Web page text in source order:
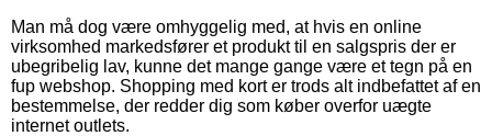
Man må dog være omhyggelig med, at hvis en online
virksomhed markedsfører et produkt til en salgspris der er
ubegribelig lav, kunne det mange gange være et tegn på en
fup webshop. Shopping med kort er trods alt indbefattet af en
bestemmelse, der redder dig som køber overfor uægte
internet outlets.